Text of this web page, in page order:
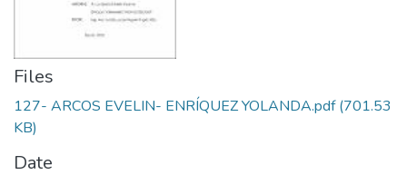
Files
127- ARCOS EVELIN- ENRÍQUEZ YOLANDA.pdf(701.53
KB)
Date